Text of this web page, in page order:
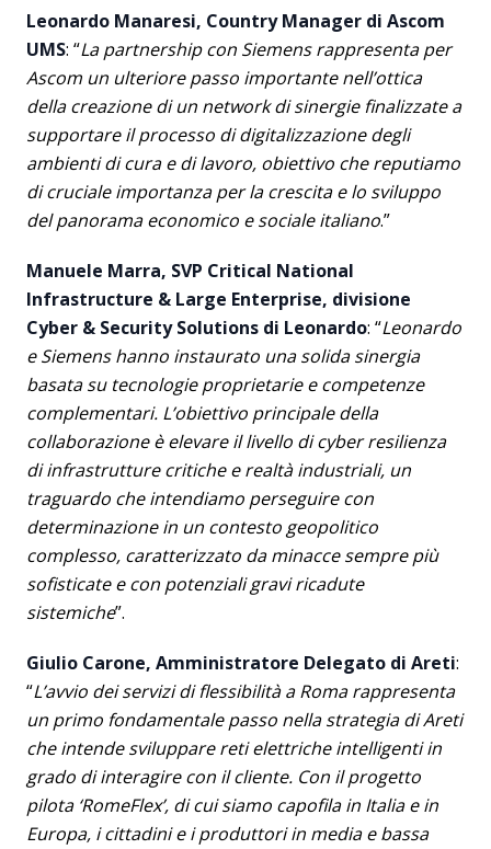
Leonardo Manaresi, Country Manager di Ascom
UMS: “La partnership con Siemens rappresenta per
Ascom un ulteriore passo importante nell’ottica
della creazione di un network di sinergie finalizzate a
supportare il processo di digitalizzazione degli
ambienti di cura e di lavoro, obiettivo che reputiamo
di cruciale importanza per la crescita e lo sviluppo
del panorama economico e sociale italiano.”
Manuele Marra, SVP Critical National
Infrastructure & Large Enterprise, divisione
Cyber & Security Solutions di Leonardo: “Leonardo
e Siemens hanno instaurato una solida sinergia
basata su tecnologie proprietarie e competenze
complementari. L’obiettivo principale della
collaborazione è elevare il livello di cyber resilienza
di infrastrutture critiche e realtà industriali, un
traguardo che intendiamo perseguire con
determinazione in un contesto geopolitico
complesso, caratterizzato da minacce sempre più
sofisticate e con potenziali gravi ricadute
sistemiche”.
Giulio Carone, Amministratore Delegato di Areti:
“L’avvio dei servizi di flessibilità a Roma rappresenta
un primo fondamentale passo nella strategia di Areti
che intende sviluppare reti elettriche intelligenti in
grado di interagire con il cliente. Con il progetto
pilota ‘RomeFlex’, di cui siamo capofila in Italia e in
Europa, i cittadini e i produttori in media e bassa